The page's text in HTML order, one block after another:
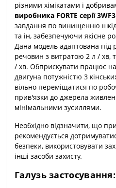
різними хімікатами і
виробника FORTE серії 3WF3
завдання по винищенню
та ін, забезпечуючи якісне
Дана модель адаптована під
речовин з витратою 2 л / хв,
/ хв. Обприскувати працює
двигуна потужністю 3
вільно переміщатися по
прив'язки до джерела
мінімальними зусиллями.
Необхідно відзначити, що
рекомендується
безпеки, використовувати
інші засоби захисту.
Галузь застосування: